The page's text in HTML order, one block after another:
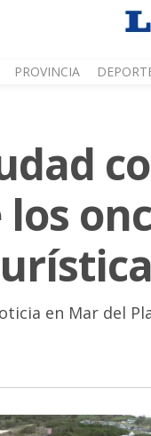
PROVINCIA
en Mar del